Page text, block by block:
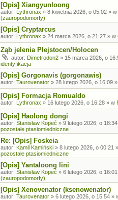
[Opis] Xiangyunloong
autor: Lythronax » 8 kwietnia 2026, o 05:02 » w
(zauropodomorfy)
[Opis] Cryptarcus
autor: Lythronax » 24 marca 2026, o 21:27 » w
Ząb jelenia Plejstocen/Holocen
autor: Dimetrodon2 » 15 marca 2026, o
identyfikacja
[Opis] Gorgonavis (gorgonawis)
autor: Taurovenator » 28 lutego 2026, o 16:09
[Opis] Formacja Romualdo
autor: Lythronax » 16 lutego 2026, o 16:28 » w
[Opis] Haolong dongi
autor: Stanisław Kopeć » 9 lutego 2026, o 18:34
pozostałe ptasiomiedniczne
Re: [Opis] Foskeia
autor: Kamil Kamiński » 8 lutego 2026, o 00:21
pozostałe ptasiomiedniczne
[Opis] Yantaloong lini
autor: Stanisław Kopeć » 6 lutego 2026, o 16:01
(zauropodomorfy)
[Opis] Xenovenator (ksenowenator)
autor: Taurovenator » 6 lutego 2026, o 15:54 »